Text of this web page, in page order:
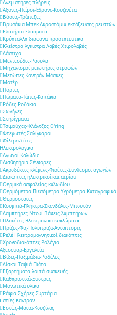
Ανεμιστήρες πλήρεις
Άξονες-Πείροι-Έδρανα-Κουζινέτα
Βάσεις-Τράπεζες
Βρυσάκια-Μπεκ-Ακροστόμια εκτόξευσης ρευστών
Ελατήρια-Ελάσματα
Κρύσταλλα διάφανα προστατευτικά
Κλείστρα-Άγκιστρα-Λαβές-Χειρολαβές
Λάστιχα
Μεντεσέδες-Ράουλα
Μηχανισμοί μειωτήρες στροφών
Μετώπες-Καντράν-Μάσκες
Μοτέρ
Πόρτες
Πώματα-Τάπες-Καπάκια
Ρόδες-Ροδάκια
Σωλήνες
Στηρίγματα
Τσιμούχες-Φλάντζες O'ring
Φτερωτές-Σαλίγκαροι
Φίλτρα-Σίτες
Ηλεκτρολογικά
Αγωγοί-Καλώδια
Αισθητήρια-Σένσορες
Ακροδέκτες κλέμενς-Φισέτες-Σύνδεσμοι αγωγών
Διακόπτες ηλεκτρικοί και αερίου
Θερμικά ασφαλείας καλωδίου
Θερμόμετρα-Πιεσόμετρα-Υγρόμετρα-Καταγραφικά
Θερμοστάτες
Κουμπιά-Πλήκτρα-Σκανδάλες-Μπουτόν
Λαμπτήρες-Ντουί-Βάσεις λαμπτήρων
Πλακέτες-Ηλεκτρονικά κυκλώματα
Πρίζες-Φις-Πολύπριζα-Αντάπτορες
Ρελέ-Ηλεκτρομαγνητικοί διακόπτες
Χρονοδιακόπτες-Ρολόγια
Αξεσουάρ-Εργαλεία
Βίδες-Παξιμάδια-Ροδέλες
Δίσκοι-Ταψιά-Πιάτα
Εξαρτήματα λοιπά συσκευής
Καθαριστικά-Ξύστρες
Μονωτικά υλικά
Ράφια-Σχάρες-Συρτάρια
Εστίες-Καντράν
Εστίες-Μάτια-Κουζίνας